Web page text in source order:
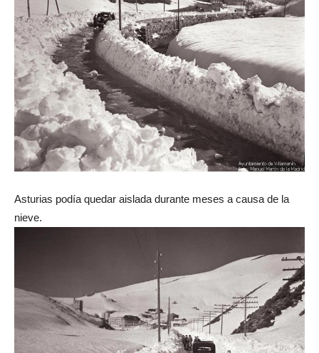
Asturias podía quedar aislada durante meses a causa de la
nieve.